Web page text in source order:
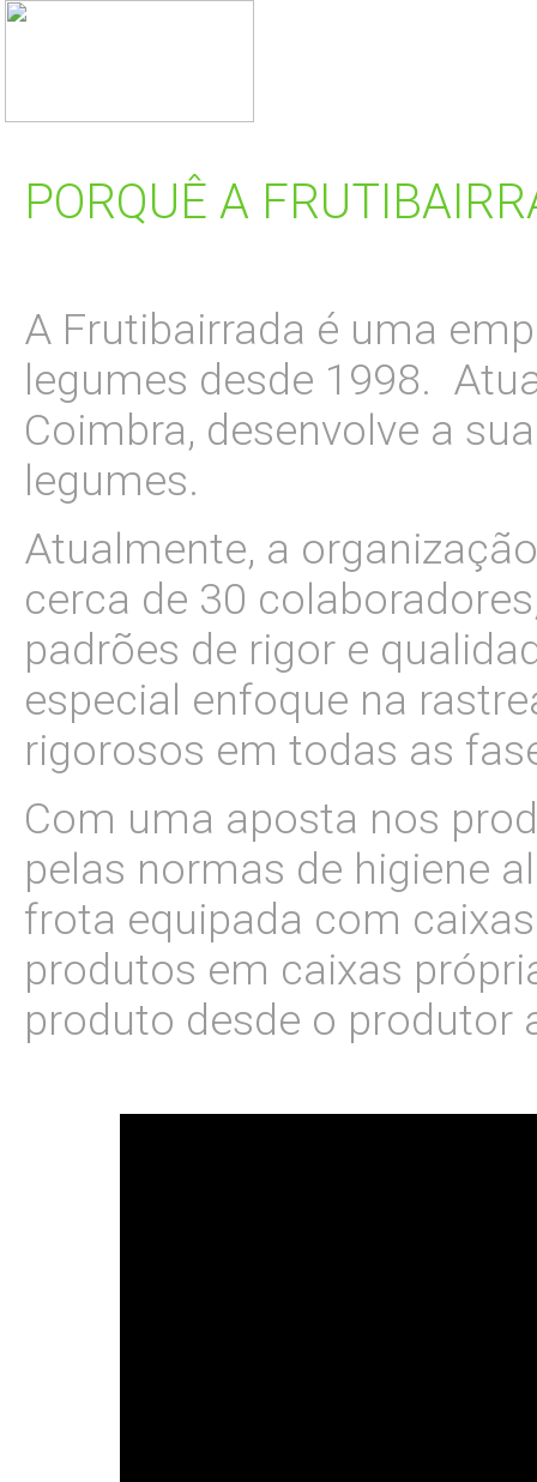
PORQUÊ A
A Frutibairrada é uma
legumes desde 1998.
Coimbra, desenvolve a
legumes.
Atualmente, a
cerca de 30
padrões de rigor e
especial enfoque na
rigorosos em todas as
Com uma aposta nos
pelas normas de higiene
frota equipada com
produtos em caixas
produto desde o produtor